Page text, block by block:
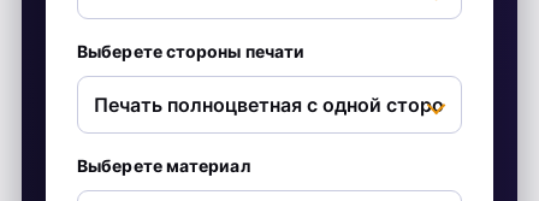
Выберете стороны печати
Выберете материал